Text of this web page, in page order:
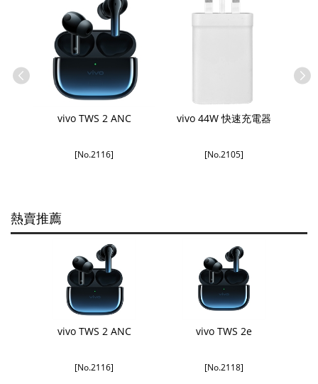
vivo TWS 2 ANC
[No.2116]
vivo 44W 快速充電器
[No.2105]
熱賣推薦
vivo TWS 2 ANC
[No.2116]
vivo TWS 2e
[No.2118]